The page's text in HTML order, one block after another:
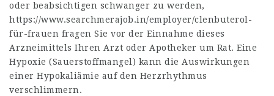
oder beabsichtigen schwanger zu werden,
https://www.searchmerajob.in/employer/clenbuterol-
für-frauen fragen Sie vor der Einnahme dieses
Arzneimittels Ihren Arzt oder Apotheker um Rat. Eine
Hypoxie (Sauerstoffmangel) kann die Auswirkungen
einer Hypokaliämie auf den Herzrhythmus
verschlimmern.